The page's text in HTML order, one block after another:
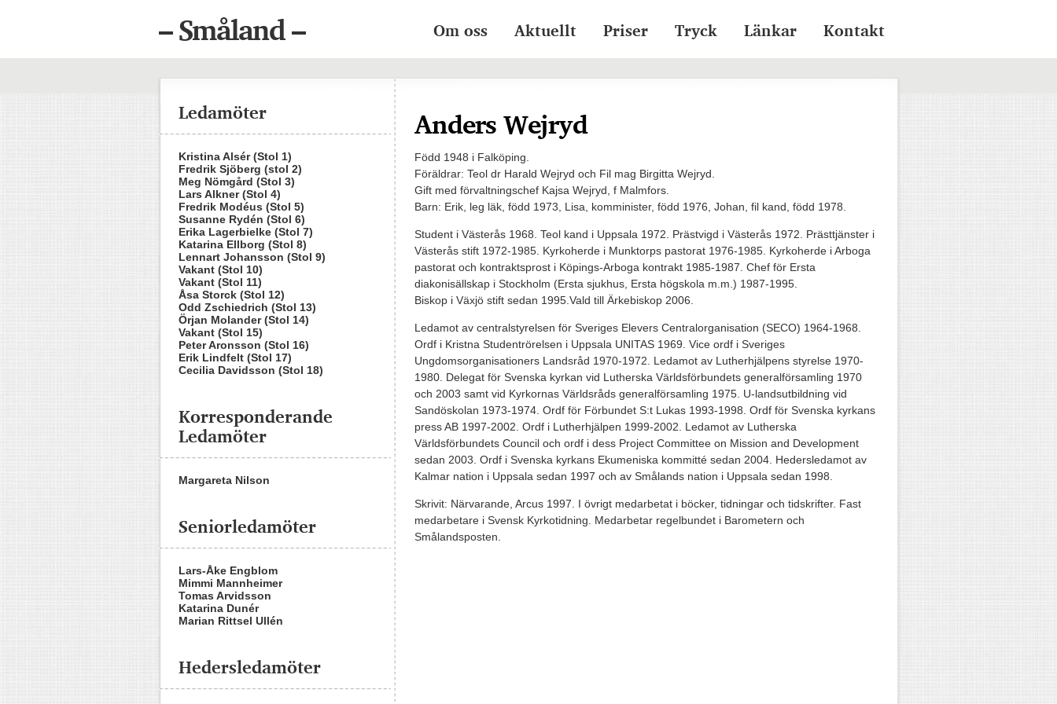
– Småland – Om oss Aktuellt Priser Tryck Länkar Kontakt
Anders Wejryd
Född 1948 i Falköping.
Föräldrar: Teol dr Harald Wejryd och Fil mag Birgitta Wejryd.
Gift med förvaltningschef Kajsa Wejryd, f Malmfors.
Barn: Erik, leg läk, född 1973, Lisa, komminister, född 1976, Johan, fil kand, född 1978.
Student i Västerås 1968. Teol kand i Uppsala 1972. Prästvigd i Västerås 1972. Prästtjänster i
Västerås stift 1972-1985. Kyrkoherde i Munktorps pastorat 1976-1985. Kyrkoherde i Arboga
pastorat och kontraktsprost i Köpings-Arboga kontrakt 1985-1987. Chef för Ersta
diakonisällskap i Stockholm (Ersta sjukhus, Ersta högskola m.m.) 1987-1995.
Biskop i Växjö stift sedan 1995.Vald till Ärkebiskop 2006.
Ledamot av centralstyrelsen för Sveriges Elevers Centralorganisation (SECO) 1964-1968.
Ordf i Kristna Studentrörelsen i Uppsala UNITAS 1969. Vice ordf i Sveriges
Ungdomsorganisationers Landsråd 1970-1972. Ledamot av Lutherhjälpens styrelse 1970-
1980. Delegat för Svenska kyrkan vid Lutherska Världsförbundets generalförsamling 1970
och 2003 samt vid Kyrkornas Världsråds generalförsamling 1975. U-landsutbildning vid
Sandöskolan 1973-1974. Ordf för Förbundet S:t Lukas 1993-1998. Ordf för Svenska kyrkans
press AB 1997-2002. Ordf i Lutherhjälpen 1999-2002. Ledamot av Lutherska
Världsförbundets Council och ordf i dess Project Committee on Mission and Development
sedan 2003. Ordf i Svenska kyrkans Ekumeniska kommitté sedan 2004. Hedersledamot av
Kalmar nation i Uppsala sedan 1997 och av Smålands nation i Uppsala sedan 1998.
Skrivit: Närvarande, Arcus 1997. I övrigt medarbetat i böcker, tidningar och tidskrifter. Fast
medarbetare i Svensk Kyrkotidning. Medarbetar regelbundet i Barometern och
Smålandsposten.
Ledamöter
Kristina Alsér (Stol 1)
Fredrik Sjöberg (stol 2)
Meg Nömgård (Stol 3)
Lars Alkner (Stol 4)
Fredrik Modéus (Stol 5)
Susanne Rydén (Stol 6)
Erika Lagerbielke (Stol 7)
Katarina Ellborg (Stol 8)
Lennart Johansson (Stol 9)
Vakant (Stol 10)
Vakant (Stol 11)
Åsa Storck (Stol 12)
Odd Zschiedrich (Stol 13)
Örjan Molander (Stol 14)
Vakant (Stol 15)
Peter Aronsson (Stol 16)
Erik Lindfelt (Stol 17)
Cecilia Davidsson (Stol 18)
Korresponderande
Ledamöter
Margareta Nilson
Seniorledamöter
Lars-Åke Engblom
Mimmi Mannheimer
Tomas Arvidsson
Katarina Dunér
Marian Rittsel Ullén
Hedersledamöter